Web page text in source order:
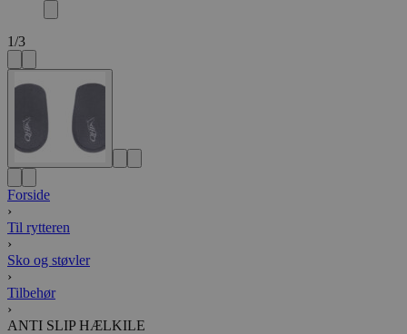
1/3
Forside
›
Til rytteren
›
Sko og støvler
›
Tilbehør
›
ANTI SLIP HÆLKILE